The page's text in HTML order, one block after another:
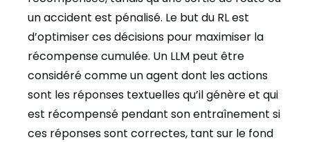
un accident est pénalisé. Le but du RL est
d’optimiser ces décisions pour maximiser la
récompense cumulée. Un LLM peut être
considéré comme un agent dont les actions
sont les réponses textuelles qu’il génère et qui
est récompensé pendant son entraînement si
ces réponses sont correctes, tant sur le fond